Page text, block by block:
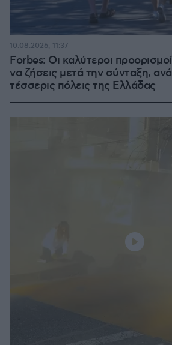
Forbes: Οι καλύτεροι
να ζήσεις μετά την σύνταξη,
τέσσερις πόλεις της Ελλάδας
10.08.2026, 11:37